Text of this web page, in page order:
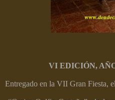
VI EDICIÓN,
Entregado en la VII Gran Fiesta,